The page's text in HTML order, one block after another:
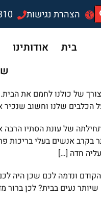
הצהרת נגישות
בית אודותינו
של כולנו לחמם את
הכלבים שלנו וחשוב
של עונת הסתיו
בקרב אנשים בעלי
חדה […]
ונדמה לכם שכן היה
נעים בבית? לכן